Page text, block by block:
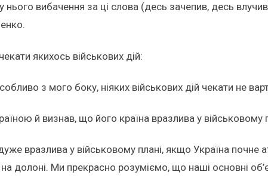
вибачення за ці слова (десь зачепив, десь
якихось військових дій:
з мого боку, ніяких військових дій чекати не
й визнав, що його країна вразлива у військовому
вразлива у військовому плані, якщо Україна почне
долоні. Ми прекрасно розуміємо, що наші основні